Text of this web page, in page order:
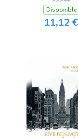
SCOTT
Disponible
11,12 €